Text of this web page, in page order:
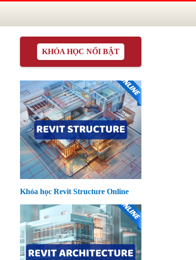
KHÓA HỌC NỔI BẬT
Khóa học Revit Structure Online